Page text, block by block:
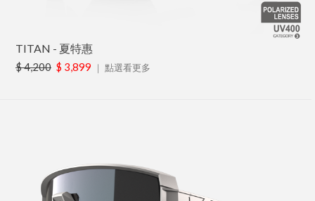
TITAN - 夏特惠
$ 4,200 $ 3,899 ｜ 點選看更多